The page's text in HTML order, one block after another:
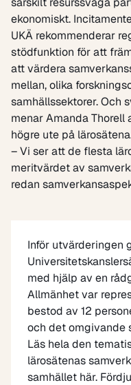
ekonomiskt.
UKÄ rekommenderar
stödfunktion för att
att värdera
mellan, olika
samhällssektorer. Och
menar Amanda Thorell
högre ute på
– Vi ser att de flesta
meritvärdet av
redan
Inför utvärderingen
med hjälp av en
Allmänhet var
bestod av 12
och det omgivande
Läs hela den
lärosätenas
samhället här.